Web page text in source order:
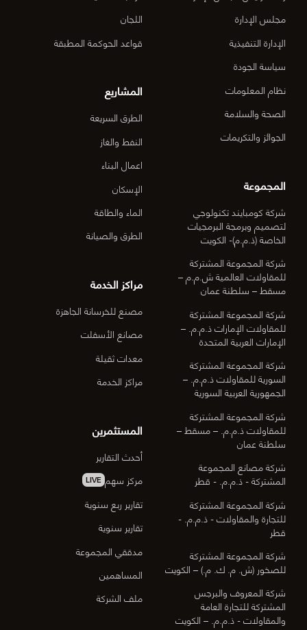
مجلس الإدارة
الإدارة التنفيذية
سياسة الجودة
نظام المعلومات
الصحة والسلامة
الجوائز والتكريمات
المجموعة
شركة كومبايند تكنولوجي
لتصميم وبرمجة البرمجيات
الخاصة (ذ.م.م)- الكويت
شركة المجموعة المشتركة
للمقاولات العالمية ش.م.م –
مسقط – سلطنة عمان
شركة المجموعة المشتركة
للمقاولات الإمارات ذ.م.م. –
الإمارات العربية المتحدة
شركة المجموعة المشتركة
السورية للمقاولات ذ.م.م. –
الجمهورية العربية السورية
شركة المجموعة المشتركة
للمقاولات ذ.م.م. – مسقط –
سلطنة عمان
شركة مصانع المجموعة
المشتركة - ذ.م.م. - قطر
شركة المجموعة المشتركة
للتجارة والمقاولات - ذ.م.م. -
قطر
شركة المجموعة المشتركة
للصخور (ش. م. ك. م.) – الكويت
شركة المعروف والبرجس
المشتركة للتجارة العامة
والمقاولات - ذ.م.م. – الكويت
اللجان
قواعد الحوكمة المطبقة
المشاريع
الطرق السريعة
النفط والغاز
اعمال البناء
الإسكان
الماء والطاقة
الطرق والصيانة
مراكز الخدمة
مصنع للخرسانة الجاهزة
مصانع الأسفلت
معدات ثقيلة
مراكز الخدمة
المستثمرين
أحدث التقارير
مركز سهم LIVE
تقارير ربع سنوية
تقارير سنوية
مدققي المجموعة
المساهمين
ملف الشركة